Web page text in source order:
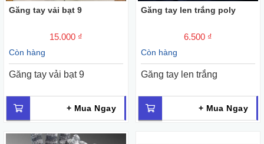
Găng tay vải bạt 9
15.000 ₫
Còn hàng
Găng tay vải bạt 9
+ Mua Ngay
Găng tay len trắng poly
6.500 ₫
Còn hàng
Găng tay len trắng
+ Mua Ngay